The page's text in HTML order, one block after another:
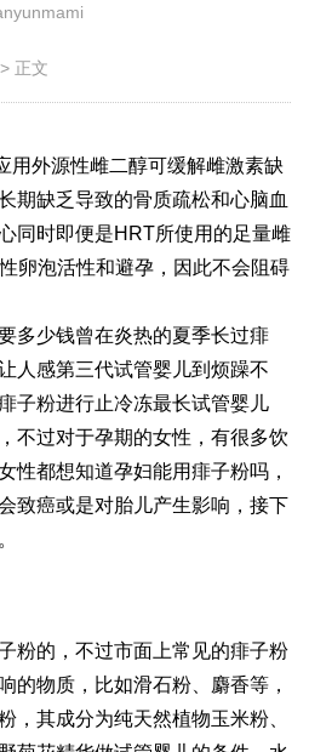
> 正文
用外源性雌二醇可缓解雌激素缺
期缺乏导致的骨质疏松和心脑血
同时即便是HRT所使用的足量雌
卵泡活性和避孕，因此不会阻碍
多少钱曾在炎热的夏季长过痱
人感第三代试管婴儿到烦躁不
子粉进行止冷冻最长试管婴儿
不过对于孕期的女性，有很多饮
性都想知道孕妇能用痱子粉吗，
致癌或是对胎儿产生影响，接下
粉的，不过市面上常见的痱子粉
的物质，比如滑石粉、麝香等，
，其成分为纯天然植物玉米粉、